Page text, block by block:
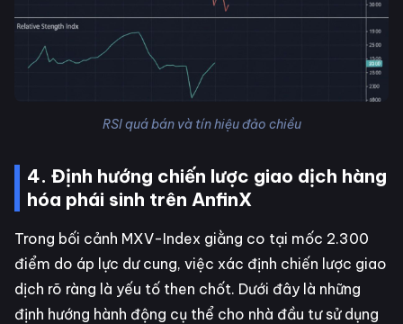
RSI quá bán và tín hiệu đảo chiều
4. Định hướng chiến lược giao dịch hàng
hóa phái sinh trên AnfinX
Trong bối cảnh MXV-Index giằng co tại mốc 2.300
điểm do áp lực dư cung, việc xác định chiến lược giao
dịch rõ ràng là yếu tố then chốt. Dưới đây là những
định hướng hành động cụ thể cho nhà đầu tư sử dụng